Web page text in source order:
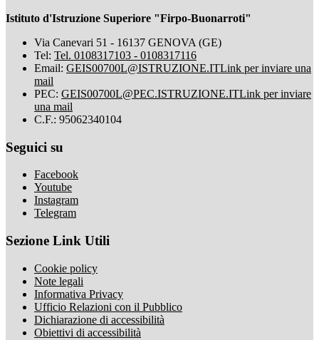
Istituto d'Istruzione Superiore "Firpo-Buonarroti"
Via Canevari 51 - 16137 GENOVA (GE)
Tel: Tel. 0108317103 - 0108317116
Email: GEIS00700L@ISTRUZIONE.ITLink per inviare una
mail
PEC: GEIS00700L@PEC.ISTRUZIONE.ITLink per inviare
una mail
C.F.: 95062340104
Seguici su
Facebook
Youtube
Instagram
Telegram
Sezione Link Utili
Cookie policy
Note legali
Informativa Privacy
Ufficio Relazioni con il Pubblico
Dichiarazione di accessibilità
Obiettivi di accessibilità